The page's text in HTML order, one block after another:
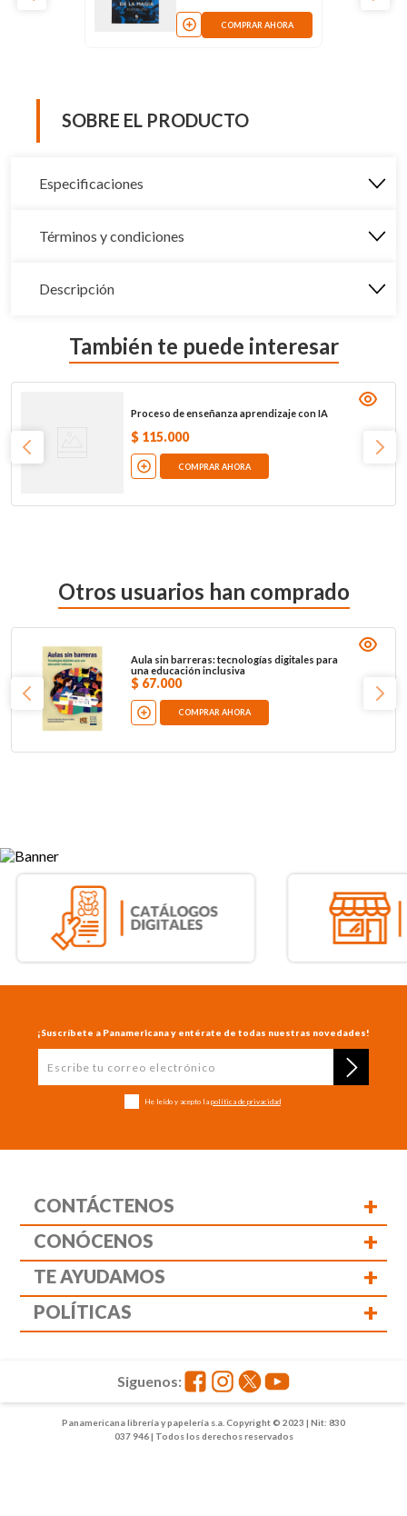
COMPRAR AHORA
SOBRE EL PRODUCTO
Especificaciones
Términos y condiciones
Descripción
También te puede interesar
Proceso de enseñanza aprendizaje con IA
$ 115.000
COMPRAR AHORA
Otros usuarios han comprado
Aula sin barreras: tecnologías digitales para
una educación inclusiva
$ 67.000
COMPRAR AHORA
¡Suscríbete a Panamericana y entérate de todas nuestras novedades!
He leído y acepto la política de privacidad
CONTÁCTENOS +
CONÓCENOS +
TE AYUDAMOS +
POLÍTICAS +
Panamericana librería y papelería s.a. Copyright © 2023 | Nit: 830
037 946 | Todos los derechos reservados
Siguenos: